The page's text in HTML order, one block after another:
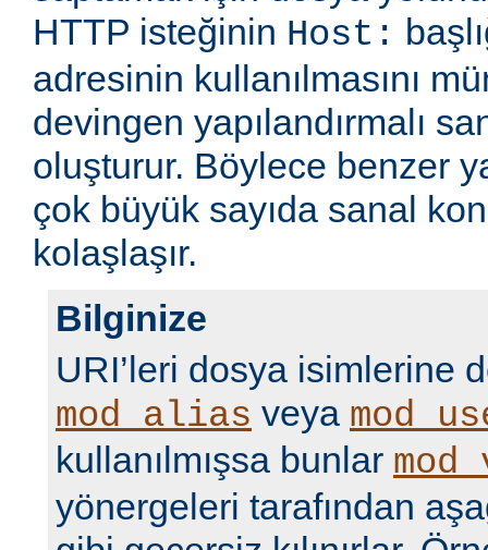
HTTP isteğinin Host:
adresinin kullanılmasını
devingen yapılandırmalı
oluşturur. Böylece benzer
çok büyük sayıda sanal
kolaşlaşır.
Bilginize
URI’leri dosya isimlerine
mod_alias veya
kullanılmışsa bunlar
yönergeleri tarafından